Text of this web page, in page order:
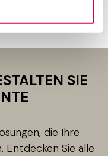
SIE
die Ihre
Entdecken Sie alle